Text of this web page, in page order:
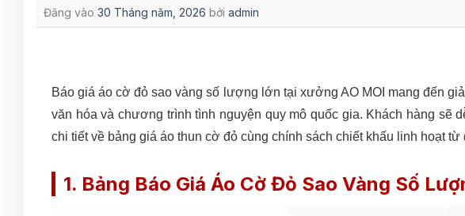
Đăng vào 30 Tháng năm, 2026 bởi admin
Báo giá áo cờ đỏ sao vàng số lượng lớn tại xưởng AO MOI mang đến
văn hóa và chương trình tình nguyện quy mô quốc gia. Khách hàng sẽ
chi tiết về bảng giá áo thun cờ đỏ cùng chính sách chiết khấu linh hoạt từ
1. Bảng Báo Giá Áo Cờ Đỏ Sao Vàng Số